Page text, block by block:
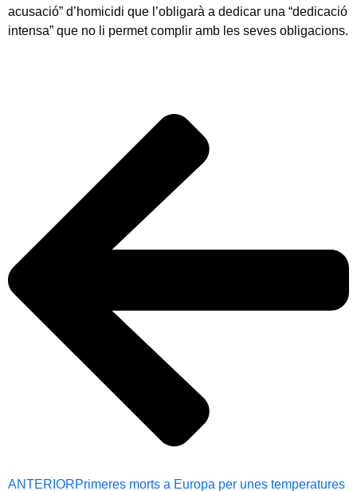
acusació” d’homicidi que l’obligarà a dedicar una “dedicació
intensa” que no li permet complir amb les seves obligacions.
ANTERIORPrimeres morts a Europa per unes temperatures